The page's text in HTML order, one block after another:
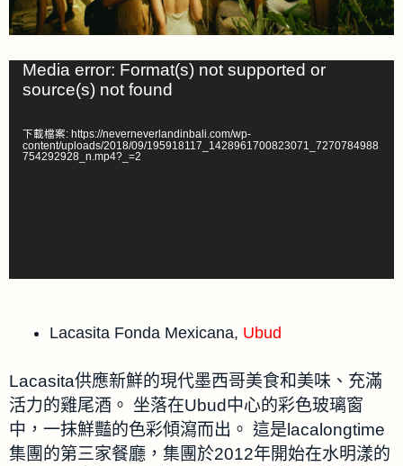
視
訊
放
Media error: Format(s) not supported or
source(s) not found
下載檔案: https://neverneverlandinbali.com/wp-
content/uploads/2018/09/195918117_1428961700823071_7270784988
754292928_n.mp4?_=2
Lacasita Fonda Mexicana, Ubud
Lacasita供應新鮮的現代墨西哥美食和美味、充滿
活力的雞尾酒。 坐落在Ubud中心的彩色玻璃窗
中，一抹鮮豔的色彩傾瀉而出。 這是lacalongtime
集團的第三家餐廳，集團於2012年開始在水明漾的